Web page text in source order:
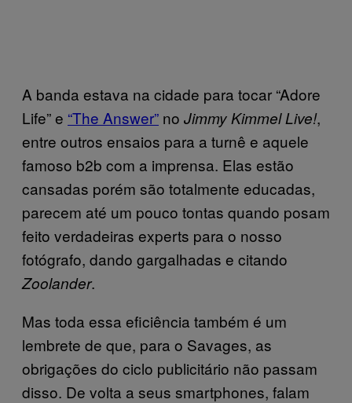
A banda estava na cidade para tocar “Adore
Life” e “The Answer” no Jimmy Kimmel Live!,
entre outros ensaios para a turnê e aquele
famoso b2b com a imprensa. Elas estão
cansadas porém são totalmente educadas,
parecem até um pouco tontas quando posam
feito verdadeiras experts para o nosso
fotógrafo, dando gargalhadas e citando
Zoolander.
Mas toda essa eficiência também é um
lembrete de que, para o Savages, as
obrigações do ciclo publicitário não passam
disso. De volta a seus smartphones, falam